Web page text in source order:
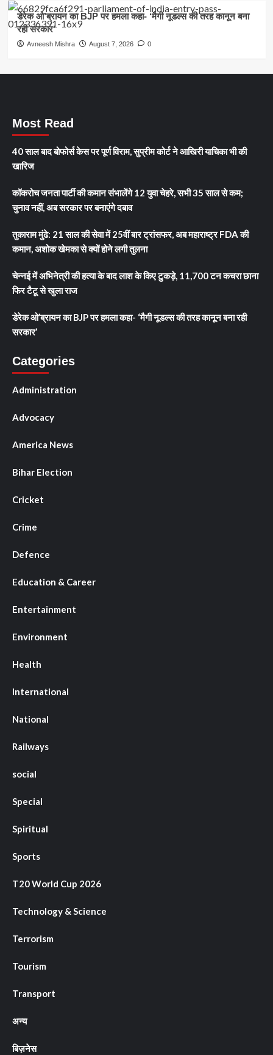
डेरेक ओ’ब्रायन का BJP पर हमला कहा- ‘मैगी नूडल्स की तरह कानून बना
रही सरकार’
Avneesh Mishra August 7, 2026 0
Most Read
40 साल बाद बोफोर्स केस पर पूर्ण विराम, सुप्रीम कोर्ट ने आखिरी याचिका भी की
खारिज
कॉकरोच जनता पार्टी की कमान संभालेंगे 12 युवा चेहरे, सभी 35 साल से कम;
चुनाव नहीं, अब सरकार पर बनाएंगे दबाव
तुकाराम मुंढे: 21 साल की सेवा में 25वीं बार ट्रांसफर, अब महाराष्ट्र FDA की
कमान, अशोक खेमका से क्यों होने लगी तुलना
चेन्नई में अभिनेत्री की हत्या के बाद लाश के किए टुकड़े, 11,700 टन कचरा छाना
फिर टैटू से खुला राज
डेरेक ओ’ब्रायन का BJP पर हमला कहा- ‘मैगी नूडल्स की तरह कानून बना रही
सरकार’
Categories
Administration
Advocacy
America News
Bihar Election
Cricket
Crime
Defence
Education & Career
Entertainment
Environment
Health
International
National
Railways
social
Special
Spiritual
Sports
T20 World Cup 2026
Technology & Science
Terrorism
Tourism
Transport
अन्य
बिज़नेस